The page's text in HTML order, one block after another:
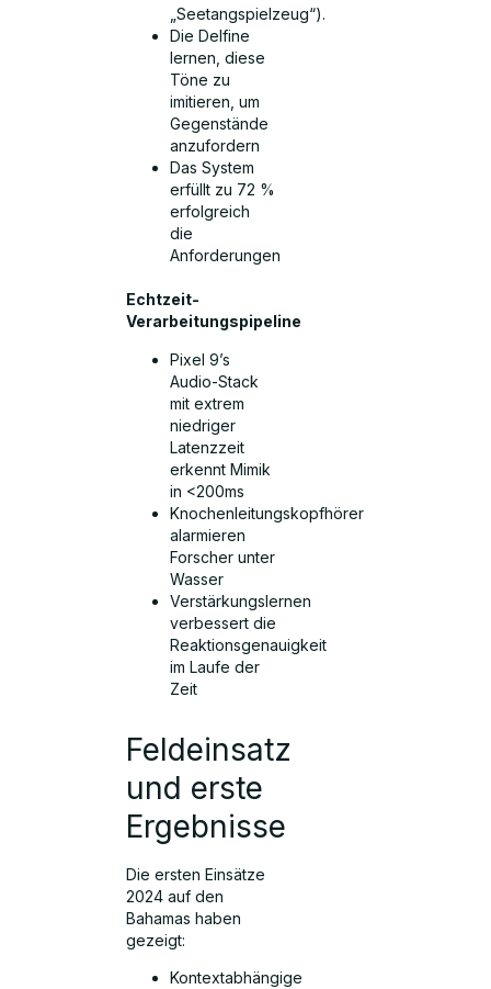
„Seetangspielzeug“).
Die Delfine
lernen, diese
Töne zu
imitieren, um
Gegenstände
anzufordern
Das System
erfüllt zu 72 %
erfolgreich
die
Anforderungen
Echtzeit-
Verarbeitungspipeline
Pixel 9’s
Audio-Stack
mit extrem
niedriger
Latenzzeit
erkennt Mimik
in <200ms
Knochenleitungskopfhörer
alarmieren
Forscher unter
Wasser
Verstärkungslernen
verbessert die
Reaktionsgenauigkeit
im Laufe der
Zeit
Feldeinsatz
und erste
Ergebnisse
Die ersten Einsätze
2024 auf den
Bahamas haben
gezeigt:
Kontextabhängige